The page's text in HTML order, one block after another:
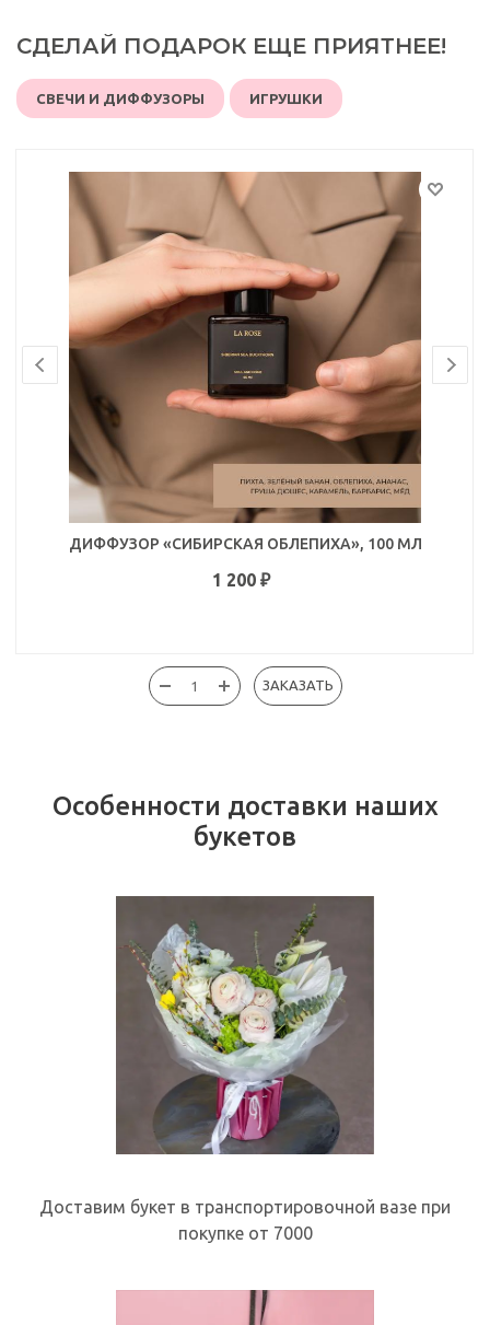
СДЕЛАЙ ПОДАРОК ЕЩЕ ПРИЯТНЕЕ!
СВЕЧИ И ДИФФУЗОРЫ ИГРУШКИ
ДИФФУЗОР «СИБИРСКАЯ ОБЛЕПИХА», 100 МЛ
1 200 ₽
ЗАКАЗАТЬ
Особенности доставки наших
букетов
Доставим букет в транспортировочной вазе при
покупке от 7000